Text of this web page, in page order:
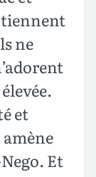
tiennent
ne
et
Et